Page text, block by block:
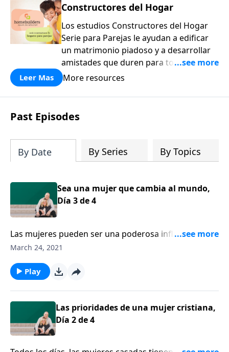
Constructores del Hogar
Los estudios Constructores del Hogar
Serie para Parejas le ayudan a edificar
un matrimonio piadoso y a desarrollar
amistades que duren para toda la vida.
¡Únase a uno de los estudios de grupos
a casa los principios de la Palabra de
Dios para compartirlos con su familia,
su iglesia y su comunidad!
Leer Mas More resources
Past Episodes
By Date By Series By Topics
Sea una mujer que cambia al mundo,
Día 3 de 4
Las mujeres pueden ser una poderosa influencia para
el bien en la familia. Bárbara Rainey anima a las
tercer llamado esencial de Dios para sus vidas, el ser
mujeres que cambian el mundo.
March 24, 2021
Play
Las prioridades de una mujer cristiana,
Día 2 de 4